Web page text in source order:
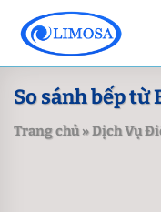
content
So sánh bếp
Trang chủ»Dịch Vụ